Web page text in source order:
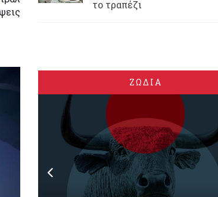
το τραπέζι
ΖΩΔΙΑ